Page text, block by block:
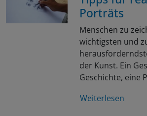
Porträts
Menschen zu
wichtigsten und
der Kunst. Ein
Geschichte, eine
Weiterlesen